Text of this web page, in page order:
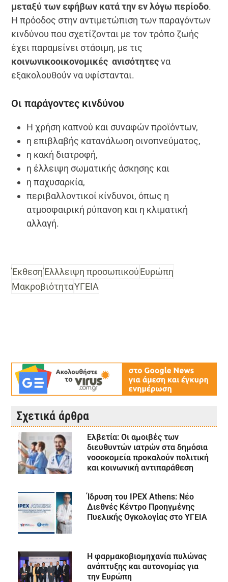
μεταξύ των εφήβων κατά την εν λόγω περίοδο.
Η πρόοδος στην αντιμετώπιση των παραγόντων
κινδύνου που σχετίζονται με τον τρόπο ζωής
έχει παραμείνει στάσιμη, με τις
κοινωνικοοικονομικές ανισότητεςνα
εξακολουθούν να υφίστανται.
Οι παράγοντες κινδύνου
Η χρήση καπνού και συναφών προϊόντων,
η επιβλαβής κατανάλωση οινοπνεύματος,
η κακή διατροφή,
η έλλειψη σωματικής άσκησης και
η παχυσαρκία,
περιβαλλοντικοί κίνδυνοι, όπως η
ατμοσφαιρική ρύπανση και η κλιματική
αλλαγή.
ΈκθεσηΈλλλειψη προσωπικούΕυρώπη
ΜακροβιότηταΥΓΕΙΑ
Σχετικά άρθρα
Ελβετία: Οι αμοιβές των
διευθυντών ιατρών στα δημόσια
νοσοκομεία προκαλούν πολιτική
και κοινωνική αντιπαράθεση
Ίδρυση του IPEX Athens: Νέο
Διεθνές Κέντρο Προηγμένης
Πυελικής Ογκολογίας στο ΥΓΕΙΑ
Η φαρμακοβιομηχανία πυλώνας
ανάπτυξης και αυτονομίας για
την Ευρώπη